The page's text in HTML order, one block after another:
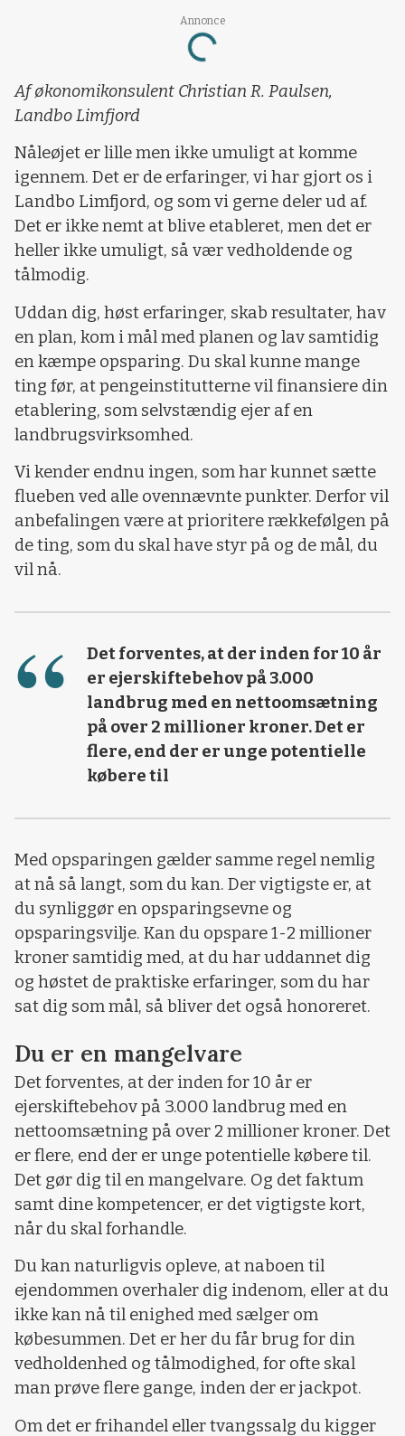
Annonce
Loading...
Af økonomikonsulent Christian R. Paulsen,
Landbo Limfjord
Nåleøjet er lille men ikke umuligt at komme
igennem. Det er de erfaringer, vi har gjort os i
Landbo Limfjord, og som vi gerne deler ud af.
Det er ikke nemt at blive etableret, men det er
heller ikke umuligt, så vær vedholdende og
tålmodig.
Uddan dig, høst erfaringer, skab resultater, hav
en plan, kom i mål med planen og lav samtidig
en kæmpe opsparing. Du skal kunne mange
ting før, at pengeinstitutterne vil finansiere din
etablering, som selvstændig ejer af en
landbrugsvirksomhed.
Vi kender endnu ingen, som har kunnet sætte
flueben ved alle ovennævnte punkter. Derfor vil
anbefalingen være at prioritere rækkefølgen på
de ting, som du skal have styr på og de mål, du
vil nå.
Det forventes, at der inden for 10 år
er ejerskiftebehov på 3.000
landbrug med en nettoomsætning
på over 2 millioner kroner. Det er
flere, end der er unge potentielle
købere til
Med opsparingen gælder samme regel nemlig
at nå så langt, som du kan. Der vigtigste er, at
du synliggør en opsparingsevne og
opsparingsvilje. Kan du opspare 1-2 millioner
kroner samtidig med, at du har uddannet dig
og høstet de praktiske erfaringer, som du har
sat dig som mål, så bliver det også honoreret.
Du er en mangelvare
Det forventes, at der inden for 10 år er
ejerskiftebehov på 3.000 landbrug med en
nettoomsætning på over 2 millioner kroner. Det
er flere, end der er unge potentielle købere til.
Det gør dig til en mangelvare. Og det faktum
samt dine kompetencer, er det vigtigste kort,
når du skal forhandle.
Du kan naturligvis opleve, at naboen til
ejendommen overhaler dig indenom, eller at du
ikke kan nå til enighed med sælger om
købesummen. Det er her du får brug for din
vedholdenhed og tålmodighed, for ofte skal
man prøve flere gange, inden der er jackpot.
Om det er frihandel eller tvangssalg du kigger